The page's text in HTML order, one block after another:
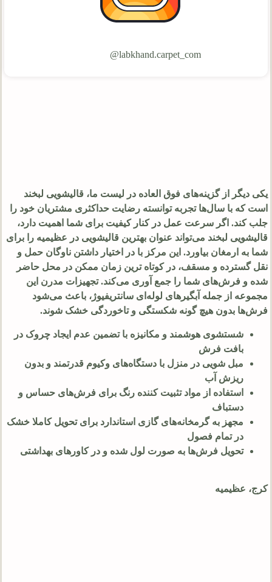
labkhand.carpet_com@
یکی دیگر از گزینه‌های فوق‌ العاده در لیست ما، قالیشویی لبخند
است که با سال‌ها تجربه توانسته رضایت حداکثری مشتریان خود را
جلب کند. اگر سرعت عمل در کنار کیفیت برای شما اهمیت دارد،
قالیشویی لبخند می‌تواند عنوان بهترین قالیشویی در عظیمیه را برای
شما به ارمغان بیاورد. این مرکز با در اختیار داشتن ناوگان حمل و
نقل گسترده و مسقف، در کوتاه‌ ترین زمان ممکن در محل حاضر
شده و فرش‌های شما را جمع‌ آوری می‌کند. تجهیزات مدرن این
مجموعه از جمله آبگیرهای لوله‌ای سانتریفیوژ، باعث می‌شود
فرش‌ها بدون هیچ‌ گونه شکستگی و تاخوردگی خشک شوند.
شستشوی هوشمند و مکانیزه با تضمین عدم ایجاد چروک در
بافت فرش
مبل‌ شویی در منزل با دستگاه‌های وکیوم قدرتمند و بدون
ریزش آب
استفاده از مواد تثبیت‌ کننده رنگ برای فرش‌های حساس و
دستباف
مجهز به گرمخانه‌های گازی استاندارد برای تحویل کاملا خشک
در تمام فصول
تحویل فرش‌ها به صورت لول شده و در کاورهای بهداشتی
کرج، عظیمیه